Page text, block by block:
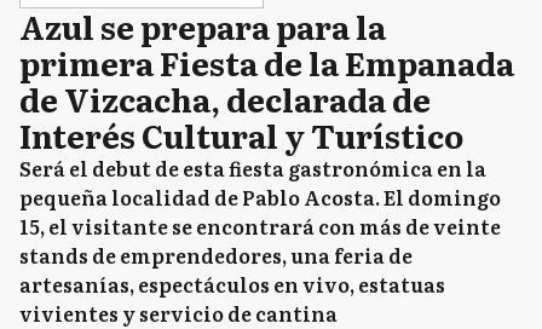
Azul se prepara para la
primera Fiesta de la Empanada
de Vizcacha, declarada de
Interés Cultural y Turístico
Será el debut de esta fiesta gastronómica en la
pequeña localidad de Pablo Acosta. El domingo
15, el visitante se encontrará con más de veinte
stands de emprendedores, una feria de
artesanías, espectáculos en vivo, estatuas
vivientes y servicio de cantina